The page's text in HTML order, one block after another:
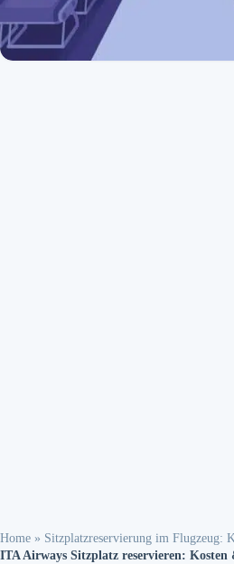
Home » Sitzplatzreservierung im Flugzeug:
ITA Airways Sitzplatz reservieren: